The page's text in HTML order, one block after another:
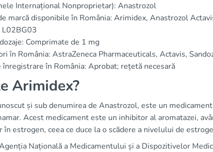
Internațional Nonproprietar): Anastrozol
marcă disponibile în România: Arimidex, Anastrozol
L02BG03
Comprimate de 1 mg
în România: AstraZeneca Pharmaceuticals, Actavis,
înregistrare în România: Aprobat; rețetă necesară
Arimidex?
și sub denumirea de Anastrozol, este un
Acest medicament este un inhibitor al aromatazei,
în estrogen, ceea ce duce la o scădere a nivelului de
Națională a Medicamentului și a Dispozitivelor